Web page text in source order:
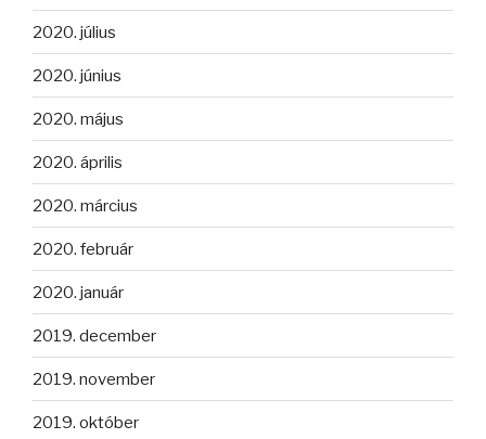
2020. július
2020. június
2020. május
2020. április
2020. március
2020. február
2020. január
2019. december
2019. november
2019. október